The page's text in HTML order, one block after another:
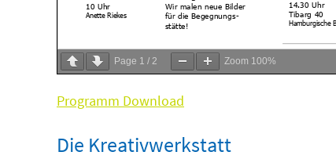
Page 1 / 2 Zoom 100%
Programm Download
Die Kreativwerkstatt